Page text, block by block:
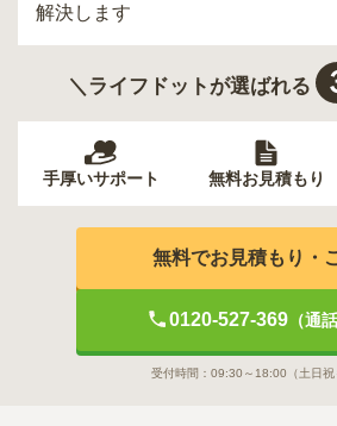
解決します
＼ライフドットが選ばれる
手厚いサポート 無料お見積もり
無料でお見積もり・
0120-527-369（通話
受付時間： 09:30～18:00 （土日